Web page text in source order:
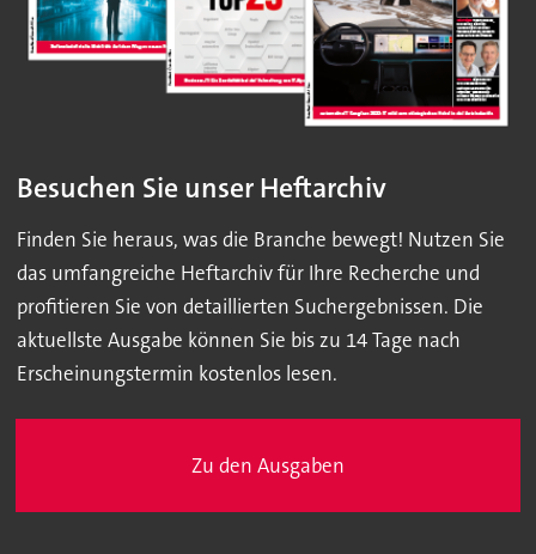
Besuchen Sie unser Heftarchiv
Finden Sie heraus, was die Branche bewegt! Nutzen Sie
das umfangreiche Heftarchiv für Ihre Recherche und
profitieren Sie von detaillierten Suchergebnissen. Die
aktuellste Ausgabe können Sie bis zu 14 Tage nach
Erscheinungstermin kostenlos lesen.
Zu den Ausgaben